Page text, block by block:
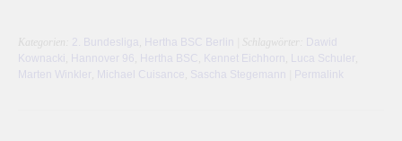
Kategorien: 2. Bundesliga Hertha BSC Berlin | Schlagwörter: Dawid
Kownacki
Hannover 96 Hertha BSC Kennet Eichhorn Luca Schuler
Marten Winkler
Michael Cuisance Sascha Stegemann Permalink